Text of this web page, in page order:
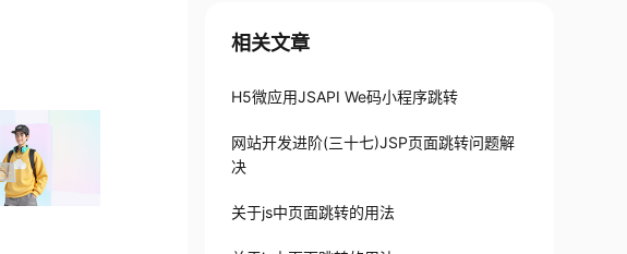
相关文章
H5微应用JSAPI We码小程序跳转
网站开发进阶(三十七)JSP页面跳转问题解
决
关于js中页面跳转的用法